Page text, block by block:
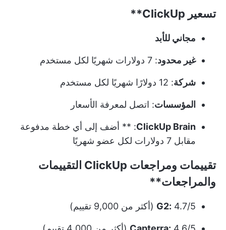
تسعير ClickUp**
مجاني للأبد
غير محدود: 7 دولارات شهريًا لكل مستخدم
شركة: 12 دولارًا شهريًا لكل مستخدم
المؤسسات: اتصل لمعرفة الأسعار
ClickUp Brain: ** أضف إلى أي خطة مدفوعة
مقابل 7 دولارات لكل عضو شهريًا
تقييمات ومراجعات
ClickUp التقييمات
والمراجعات**
G2: 4.7/5 (أكثر من 9,000 تقييم)